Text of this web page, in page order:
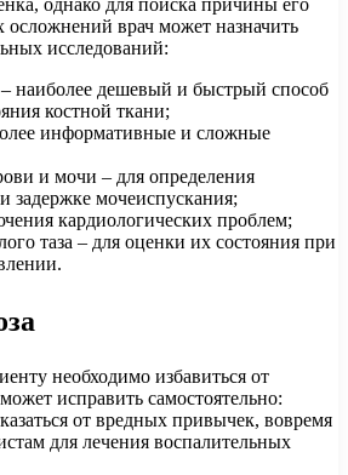
однако для поиска причины его
врач может назначить
исследований:
– наиболее дешевый и быстрый способ
костной ткани;
информативные и сложные
и мочи – для определения
задержке мочеиспускания;
кардиологических проблем;
таза – для оценки их состояния при
необходимо избавиться от
исправить самостоятельно:
от вредных привычек, вовремя
для лечения воспалительных